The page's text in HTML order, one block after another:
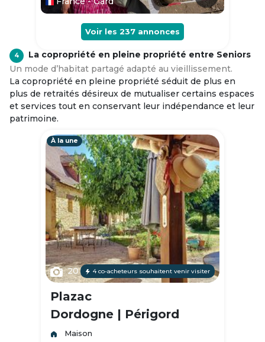
Voir les 237 annonces
4
La copropriété en pleine propriété entre Seniors
Un mode d’habitat partagé adapté au vieillissement.
La copropriété en pleine propriété séduit de plus en
plus de retraités désireux de mutualiser certains espaces
et services tout en conservant leur indépendance et leur
patrimoine.
À la une
20 4 co-acheteurs souhaitent venir visiter
Plazac
Dordogne | Périgord
Maison